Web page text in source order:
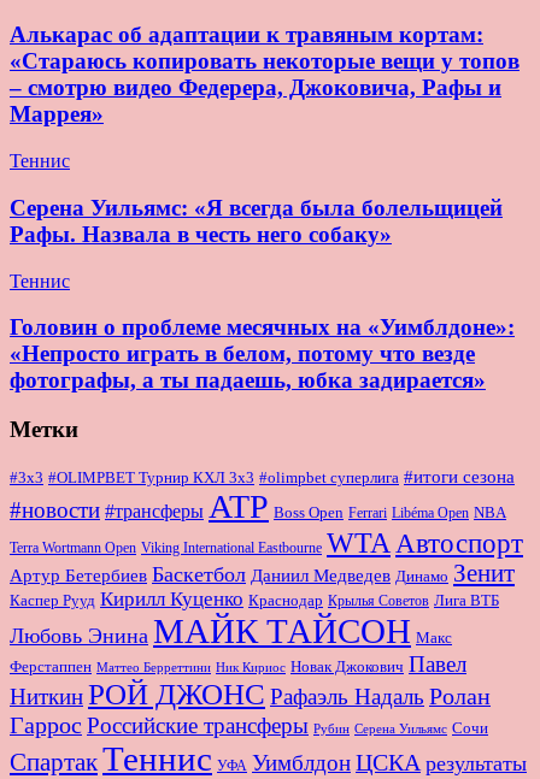
Алькарас об адаптации к травяным кортам:
«Стараюсь копировать некоторые вещи у топов
– смотрю видео Федерера, Джоковича, Рафы и
Маррея»
Теннис
Серена Уильямс: «Я всегда была болельщицей
Рафы. Назвала в честь него собаку»
Теннис
Головин о проблеме месячных на «Уимблдоне»:
«Непросто играть в белом, потому что везде
фотографы, а ты падаешь, юбка задирается»
Метки
#3x3 #OLIMPBET Турнир КХЛ 3x3 #olimpbet суперлига #итоги сезона
#новости #трансферы ATP Boss Open Ferrari Libéma Open NBA
Terra Wortmann Open Viking International Eastbourne WTA Автоспорт
Артур Бетербиев Баскетбол Даниил Медведев Динамо Зенит
Каспер Рууд Кирилл Куценко Краснодар Крылья Советов Лига ВТБ
Любовь Энина МАЙК ТАЙСОН Макс
Ферстаппен Маттео Берреттини Ник Кириос Новак Джокович Павел
НиткинРОЙ ДЖОНС Рафаэль Надаль Ролан
Гаррос Российские трансферы Рубин Серена Уильямс Сочи
СпартакТеннис УФА УимблдонЦСКА результаты